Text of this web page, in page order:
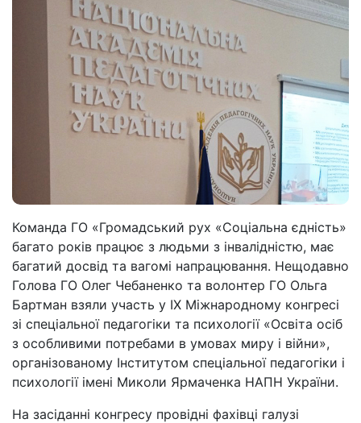
Команда ГО «Громадський рух «Соціальна єдність»
багато років працює з людьми з інвалідністю, має
багатий досвід та вагомі напрацювання. Нещодавно
Голова ГО Олег Чебаненко та волонтер ГО Ольга
Бартман взяли участь у ІХ Міжнародному конгресі
зі спеціальної педагогіки та психології «Освіта осіб
з особливими потребами в умовах миру і війни»,
організованому Інститутом спеціальної педагогіки і
психології імені Миколи Ярмаченка НАПН України.
На засіданні конгресу провідні фахівці галузі